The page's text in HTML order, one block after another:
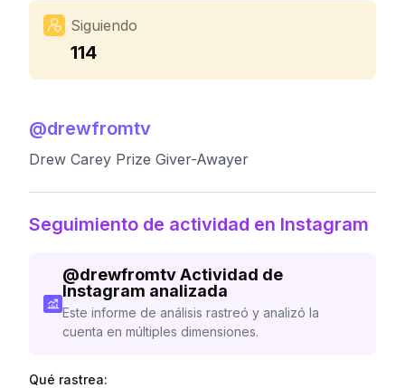
Siguiendo
114
@drewfromtv
Drew Carey Prize Giver-Awayer
Seguimiento de actividad en Instagram
@drewfromtvActividad de
Instagram analizada
Este informe de análisis rastreó y analizó la
cuenta en múltiples dimensiones.
Qué rastrea: